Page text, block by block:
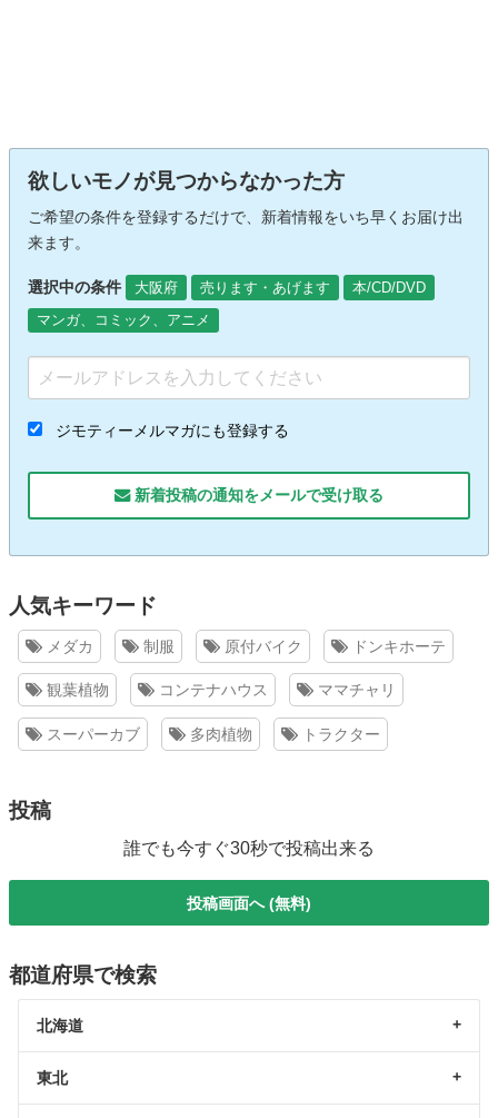
欲しいモノが見つからなかった方
ご希望の条件を登録するだけで、新着情報をいち早くお届け出
来ます。
選択中の条件 大阪府 売ります・あげます
本/CD/DVD
マンガ、コミック、アニメ
ジモティーメルマガにも登録する
新着投稿の通知をメールで受け取る
人気キーワード
メダカ 制服 原付バイク ドンキホーテ
観葉植物 コンテナハウス ママチャリ
スーパーカブ 多肉植物 トラクター
投稿
誰でも今すぐ30秒で投稿出来る
投稿画面へ (無料)
都道府県で検索
北海道
東北